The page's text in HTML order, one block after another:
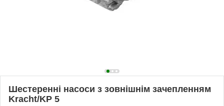
Шестеренні насоси з зовнішнім зачепленням
Kracht/KP 5